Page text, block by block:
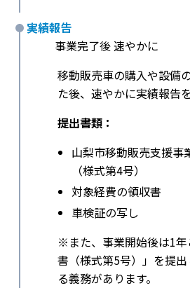
実績報告
事業完了後 速やかに
移動販売車の購入や設備
た後、速やかに実績報告
提出書類：
山梨市移動販売支援事
（様式第4号）
対象経費の領収書
車検証の写し
※また、事業開始後は1
書（様式第5号）」を提
る義務があります。